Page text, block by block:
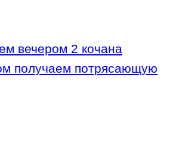
вечером 2 кочана
получаем потрясающую